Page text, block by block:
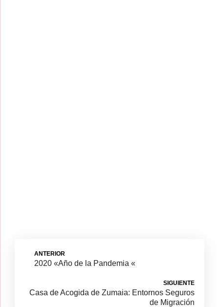
ANTERIOR
2020 «Año de la Pandemia «
SIGUIENTE
Casa de Acogida de Zumaia: Entornos Seguros
de Migración